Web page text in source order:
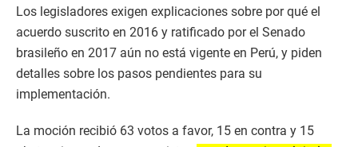
Los legisladores exigen explicaciones sobre por qué el
acuerdo suscrito en 2016 y ratificado por el Senado
brasileño en 2017 aún no está vigente en Perú, y piden
detalles sobre los pasos pendientes para su
implementación.
La moción recibió 63 votos a favor, 15 en contra y 15